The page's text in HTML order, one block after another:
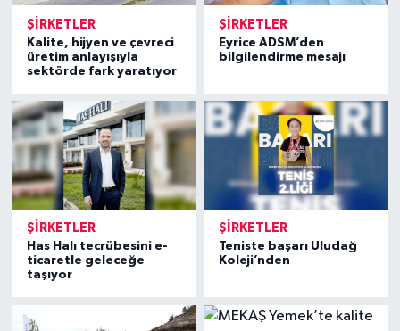
ŞIRKETLER
Kalite, hijyen ve çevreci
üretim anlayışıyla
sektörde fark yaratıyor
ŞIRKETLER
Eyrice ADSM’den
bilgilendirme mesajı
ŞIRKETLER
Has Halı tecrübesini e-
ticaretle geleceğe
taşıyor
ŞIRKETLER
Teniste başarı Uludağ
Koleji’nden